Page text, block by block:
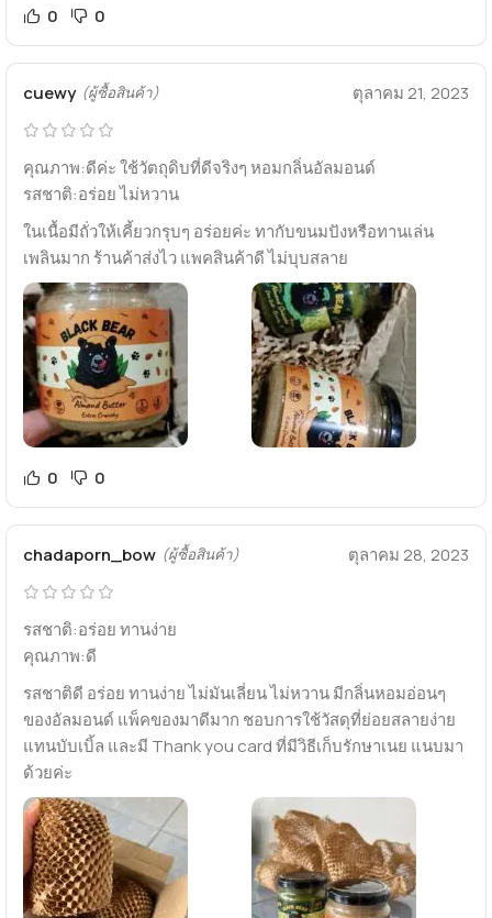
0 0
cuewy (ผู้ซื้อสินค้า) ตุลาคม 21, 2023
คุณภาพ:ดีค่ะ​ ใช้วัตถุดิบ​ที่ดีจริงๆ​ หอมกลิ่นอัลมอนด์​
รสชาติ:อร่อย​ ไม่หวาน
ในเนื้อมีถั่วให้เคี้ยวกรุบๆ​ อร่อยค่ะ​ ทากับขนมปังหรือทานเล่น
เพลินมาก​ ร้านค้าส่งไว​ แพคสินค้าดี​ ไม่บุบสลาย
0 0
chadaporn_bow (ผู้ซื้อสินค้า) ตุลาคม 28, 2023
รสชาติ:อร่อย ทานง่าย
คุณภาพ:ดี
รสชาติดี อร่อย ทานง่าย ไม่มันเลี่ยน ไม่หวาน มีกลิ่นหอมอ่อนๆ
ของอัลมอนด์ แพ็คของมาดีมาก ชอบการใช้วัสดุที่ย่อยสลายง่าย
แทนบับเบิ้ล และมี Thank you card ที่มีวิธีเก็บรักษาเนย แนบมา
ด้วยค่ะ